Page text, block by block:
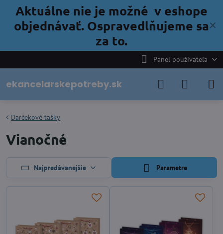
✕
Aktuálne nie je možné v eshope
objednávať. Ospravedlňujeme sa
za to.
Panel používateľa
ekancelarskepotreby.sk
Darčekové tašky
Vianočné
Najpredávanejšie Parametre